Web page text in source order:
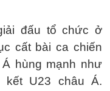
đấu tổ chức ở
cất bài ca chiến
hùng mạnh như
kết U23 châu Á.